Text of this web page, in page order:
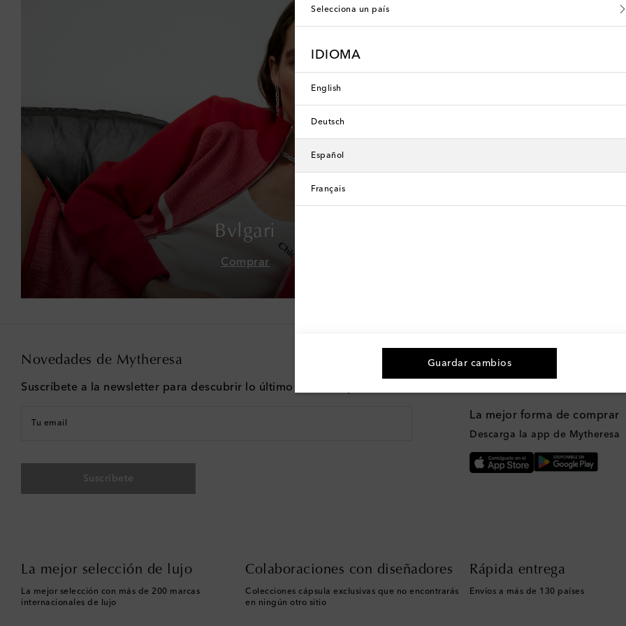
Bvlgari
Comprar
Novedades de Mytheresa
Suscríbete a la newsletter para descubrir lo último en moda y más
Tu email
Suscríbete
La mejor forma de comprar
Descarga la app de Mytheresa
La mejor selección de lujo
La mejor selección con más de 200 marcas
internacionales de lujo
Colaboraciones con diseñadores
Colecciones cápsula exclusivas que no encontrarás
en ningún otro sitio
Rápida entrega
Envíos a más de 130 países
Selecciona un país
IDIOMA
English
Deutsch
Español
Français
Guardar cambios